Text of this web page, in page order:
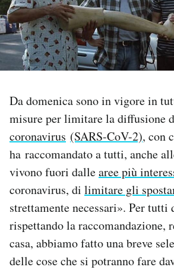
PODCAST
NEWSLETTER
I MIEI PREFERITI
SHOP
CALENDARIO
AREA PERSONALE
Area Personale
Da domenica sono in vigore in
misure per limitare la diffusione
coronavirus (SARS-CoV-2), con
ha raccomandato a tutti, anche
vivono fuori dallearee più
coronavirus, di limitare gli
strettamente necessari». Per tutti
rispettando la raccomandazione,
casa, abbiamo fatto una breve
delle cose che si potranno fare